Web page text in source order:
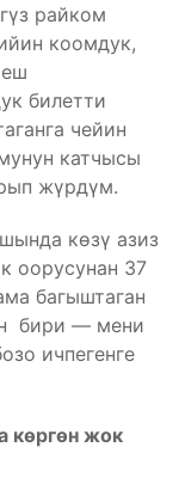
райком
коомдук,
билетти
чейин
катчысы
жүрдүм.
көзү азиз
оорусунан 37
багыштаган
бири — мени
ичпегенге
көргөн жок